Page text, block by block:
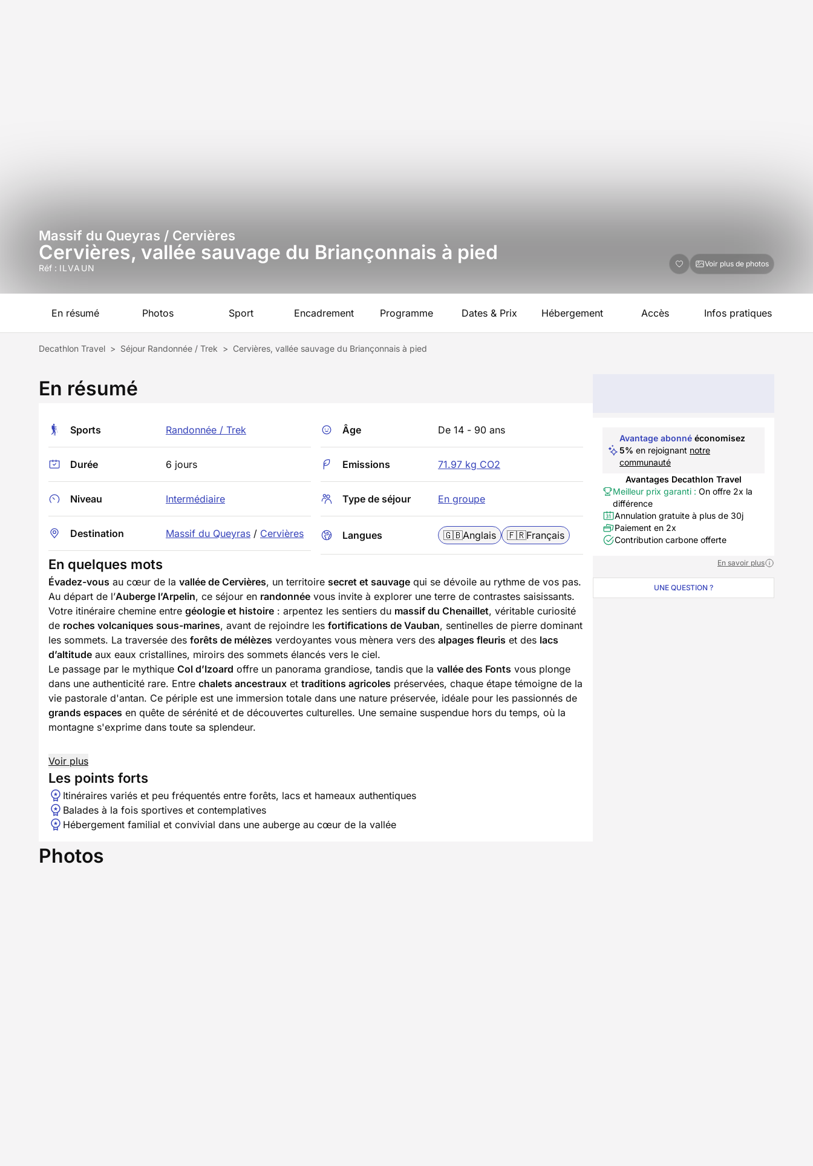
Massif du Queyras / Cervières
Cervières, vallée sauvage du Briançonnais à pied
Réf : ILVAUN Voir plus de photos
En résumé Photos Sport Encadrement Programme Dates & Prix Hébergement Accès Infos pratiques
Decathlon Travel > Séjour Randonnée / Trek > Cervières, vallée sauvage du Briançonnais à pied
En résumé
Sports Randonnée / Trek
Durée 6 jours
Niveau Intermédiaire
Destination Massif du Queyras / Cervières
Âge De 14 - 90 ans
Emissions 71.97 kg CO2
Type de séjour En groupe
Langues 🇬🇧Anglais 🇫🇷Français
En quelques mots
Évadez-vous au cœur de la vallée de Cervières, un territoire secret et sauvage qui se dévoile au rythme de vos pas.
Au départ de l’Auberge l’Arpelin, ce séjour en randonnée vous invite à explorer une terre de contrastes saisissants.
Votre itinéraire chemine entre géologie et histoire : arpentez les sentiers du massif du Chenaillet, véritable curiosité
de roches volcaniques sous-marines, avant de rejoindre les fortifications de Vauban, sentinelles de pierre dominant
les sommets. La traversée des forêts de mélèzes verdoyantes vous mènera vers des alpages fleuris et des lacs
d’altitude aux eaux cristallines, miroirs des sommets élancés vers le ciel.
Le passage par le mythique Col d’Izoard offre un panorama grandiose, tandis que la vallée des Fonts vous plonge
dans une authenticité rare. Entre chalets ancestraux et traditions agricoles préservées, chaque étape témoigne de la
vie pastorale d'antan. Ce périple est une immersion totale dans une nature préservée, idéale pour les passionnés de
grands espaces en quête de sérénité et de découvertes culturelles. Une semaine suspendue hors du temps, où la
montagne s'exprime dans toute sa splendeur.
Voir plus
Les points forts
Itinéraires variés et peu fréquentés entre forêts, lacs et hameaux authentiques
Balades à la fois sportives et contemplatives
Hébergement familial et convivial dans une auberge au cœur de la vallée
Photos
Avantage abonné économisez
5% en rejoignant notre
communauté
Avantages Decathlon Travel
Meilleur prix garanti : On offre 2x la
différence
Annulation gratuite à plus de 30j
Paiement en 2x
Contribution carbone offerte
En savoir plus
UNE QUESTION ?